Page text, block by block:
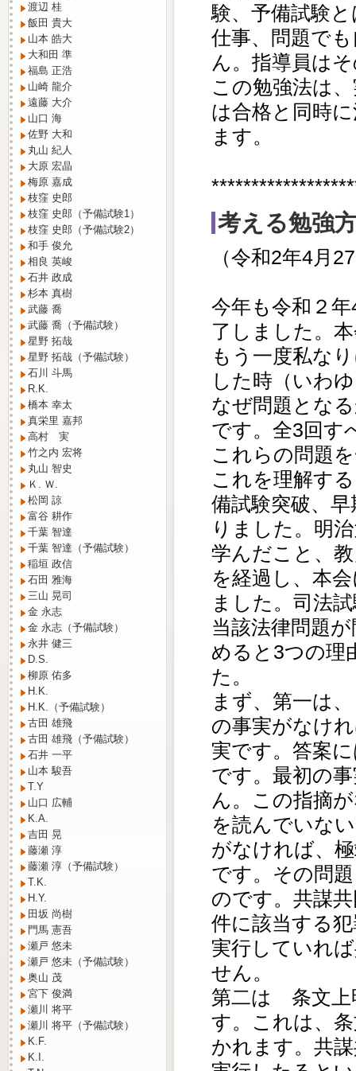
験、予備試験
仕事、問題で
ん。指導員は
この勉強法は
は合格と同時
ます。
考える勉強
（令和2年4月
今年も令和２
了しました。
もう一度私な
した時（いわ
なぜ問題とな
です。全3回す
これらの問題
これを理解す
備試験突破、
りました。明
学んだこと、
を経過し、本
ました。司法
当該法律問題
めると3つの理
た。
まず、第一は
の事実がなけ
実です。答案
です。最初の
ん。この指摘
を読んでいな
がなければ、
です。その問
のです。共謀
件に該当する
実行していれ
せん。
第二は 条文上
す。これは、
かれます。共
渡辺 桂
飯田 貴大
山本 皓大
大和田 準
福島 正浩
山崎 龍介
遠藤 大介
山口 海
佐野 大和
丸山 紀人
大原 宏晶
梅原 嘉成
枝窪 史郎
枝窪 史郎（予備試験1）
枝窪 史郎（予備試験2）
和手 俊允
相良 英峻
石井 政成
杉本 真樹
武藤 喬
武藤 喬（予備試験）
星野 拓哉
星野 拓哉（予備試験）
石川 斗馬
R.K.
橋本 幸太
真栄里 嘉邦
高村 実
竹之内 宏将
丸山 智史
Ｋ. Ｗ.
松岡 諒
富谷 耕作
千葉 智達
千葉 智達（予備試験）
稲垣 政信
石田 雅海
三山 晃司
金 永志
金 永志（予備試験）
永井 健三
D.S.
柳原 佑多
H.K.
H.K.（予備試験）
古田 雄飛
古田 雄飛（予備試験）
石井 一平
山本 駿吾
T.Y
山口 広輔
K.A.
吉田 晃
藤瀬 淳
藤瀬 淳（予備試験）
T.K.
H.Y.
田坂 尚樹
門馬 憲吾
瀬戸 悠未
瀬戸 悠未（予備試験）
奥山 茂
宮下 俊満
瀬川 将平
瀬川 将平（予備試験）
K.F.
K.I.